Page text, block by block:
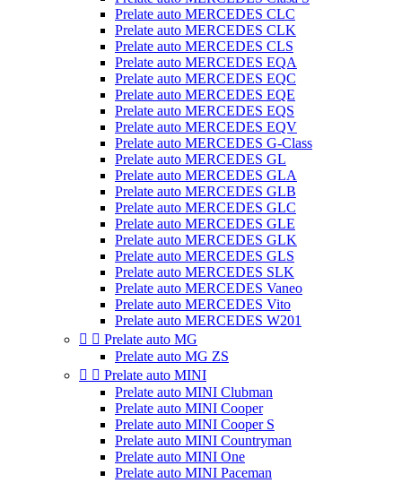
Prelate auto MERCEDES CLC
Prelate auto MERCEDES CLK
Prelate auto MERCEDES CLS
Prelate auto MERCEDES EQA
Prelate auto MERCEDES EQC
Prelate auto MERCEDES EQE
Prelate auto MERCEDES EQS
Prelate auto MERCEDES EQV
Prelate auto MERCEDES G-Class
Prelate auto MERCEDES GL
Prelate auto MERCEDES GLA
Prelate auto MERCEDES GLB
Prelate auto MERCEDES GLC
Prelate auto MERCEDES GLE
Prelate auto MERCEDES GLK
Prelate auto MERCEDES GLS
Prelate auto MERCEDES SLK
Prelate auto MERCEDES Vaneo
Prelate auto MERCEDES Vito
Prelate auto MERCEDES W201
  Prelate auto MG
Prelate auto MG ZS
  Prelate auto MINI
Prelate auto MINI Clubman
Prelate auto MINI Cooper
Prelate auto MINI Cooper S
Prelate auto MINI Countryman
Prelate auto MINI One
Prelate auto MINI Paceman